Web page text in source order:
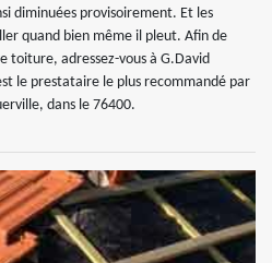
diminuées provisoirement. Et les
quand bien même il pleut. Afin de
toiture, adressez-vous à G.David
le prestataire le plus recommandé par
dans le 76400.